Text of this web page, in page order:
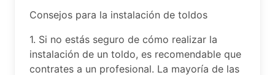
Consejos para la instalación de toldos
1. Si no estás seguro de cómo realizar la
instalación de un toldo, es recomendable que
contrates a un profesional. La mayoría de las